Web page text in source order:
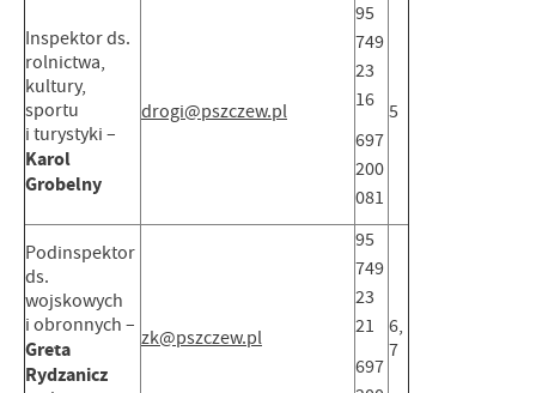
Inspektor ds.
rolnictwa,
kultury,
sportu
i turystyki –
Karol
Grobelny
drogi@pszczew.pl
95
749
23
16
697
200
081
5
Podinspektor
ds.
wojskowych
i obronnych –
Greta
Rydzanicz
zk@pszczew.pl
95
749
23
21
697
6,
7